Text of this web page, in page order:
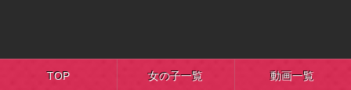
TOP 女の子一覧 動画一覧